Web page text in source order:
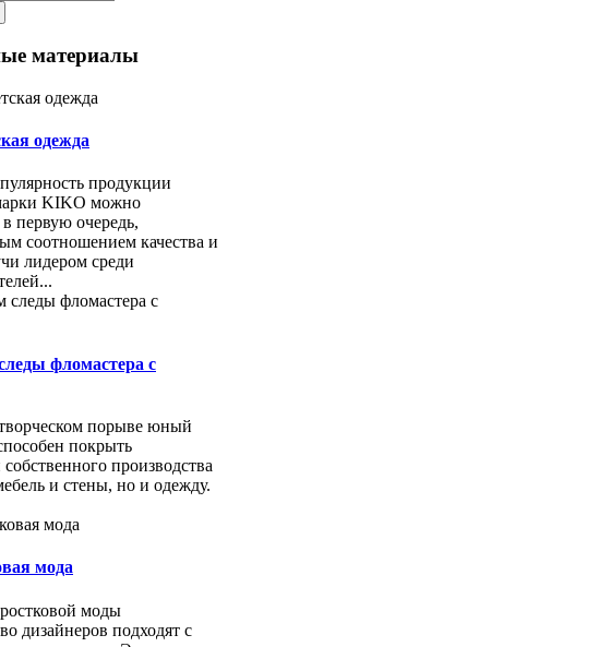
материалы
одежда
продукции
KIKO можно
первую очередь,
соотношением качества и
лидером среди
фломастера с
порыве юный
покрыть
производства
и стены, но и одежду.
мода
моды
дизайнеров подходят с